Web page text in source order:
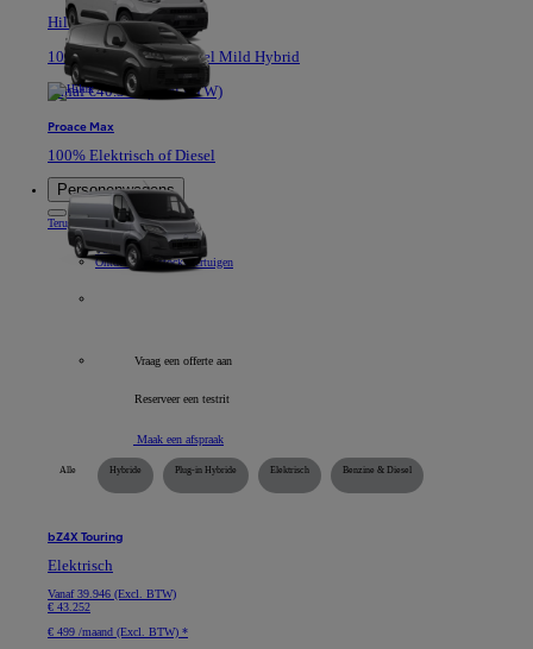
Hilux
100% Elektrisch of Diesel Mild Hybrid
Vanaf €40.361 (Excl BTW)
Proace Max
100% Elektrisch of Diesel
Personenwagens
TerugItem
Onze personenwagens
Voor zelfstandigen
Ontdek onze stockvoertuigen
Vraag een offerte aan
Reserveer een testrit
Maak een afspraak
Alle Hybride Plug-in Hybride Elektrisch Benzine & Diesel
bZ4X Touring
Elektrisch
Vanaf39.946 (Excl. BTW)
€ 43.252
€ 499 /maand (Excl. BTW) *